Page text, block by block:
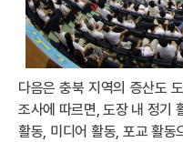
다음은 충북 지역의 증산도
조사에 따르면, 도장 내 정기
활동, 미디어 활동, 포교 활동